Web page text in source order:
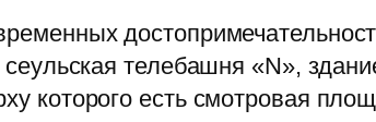
телебашня «N»,
которого есть смотровая